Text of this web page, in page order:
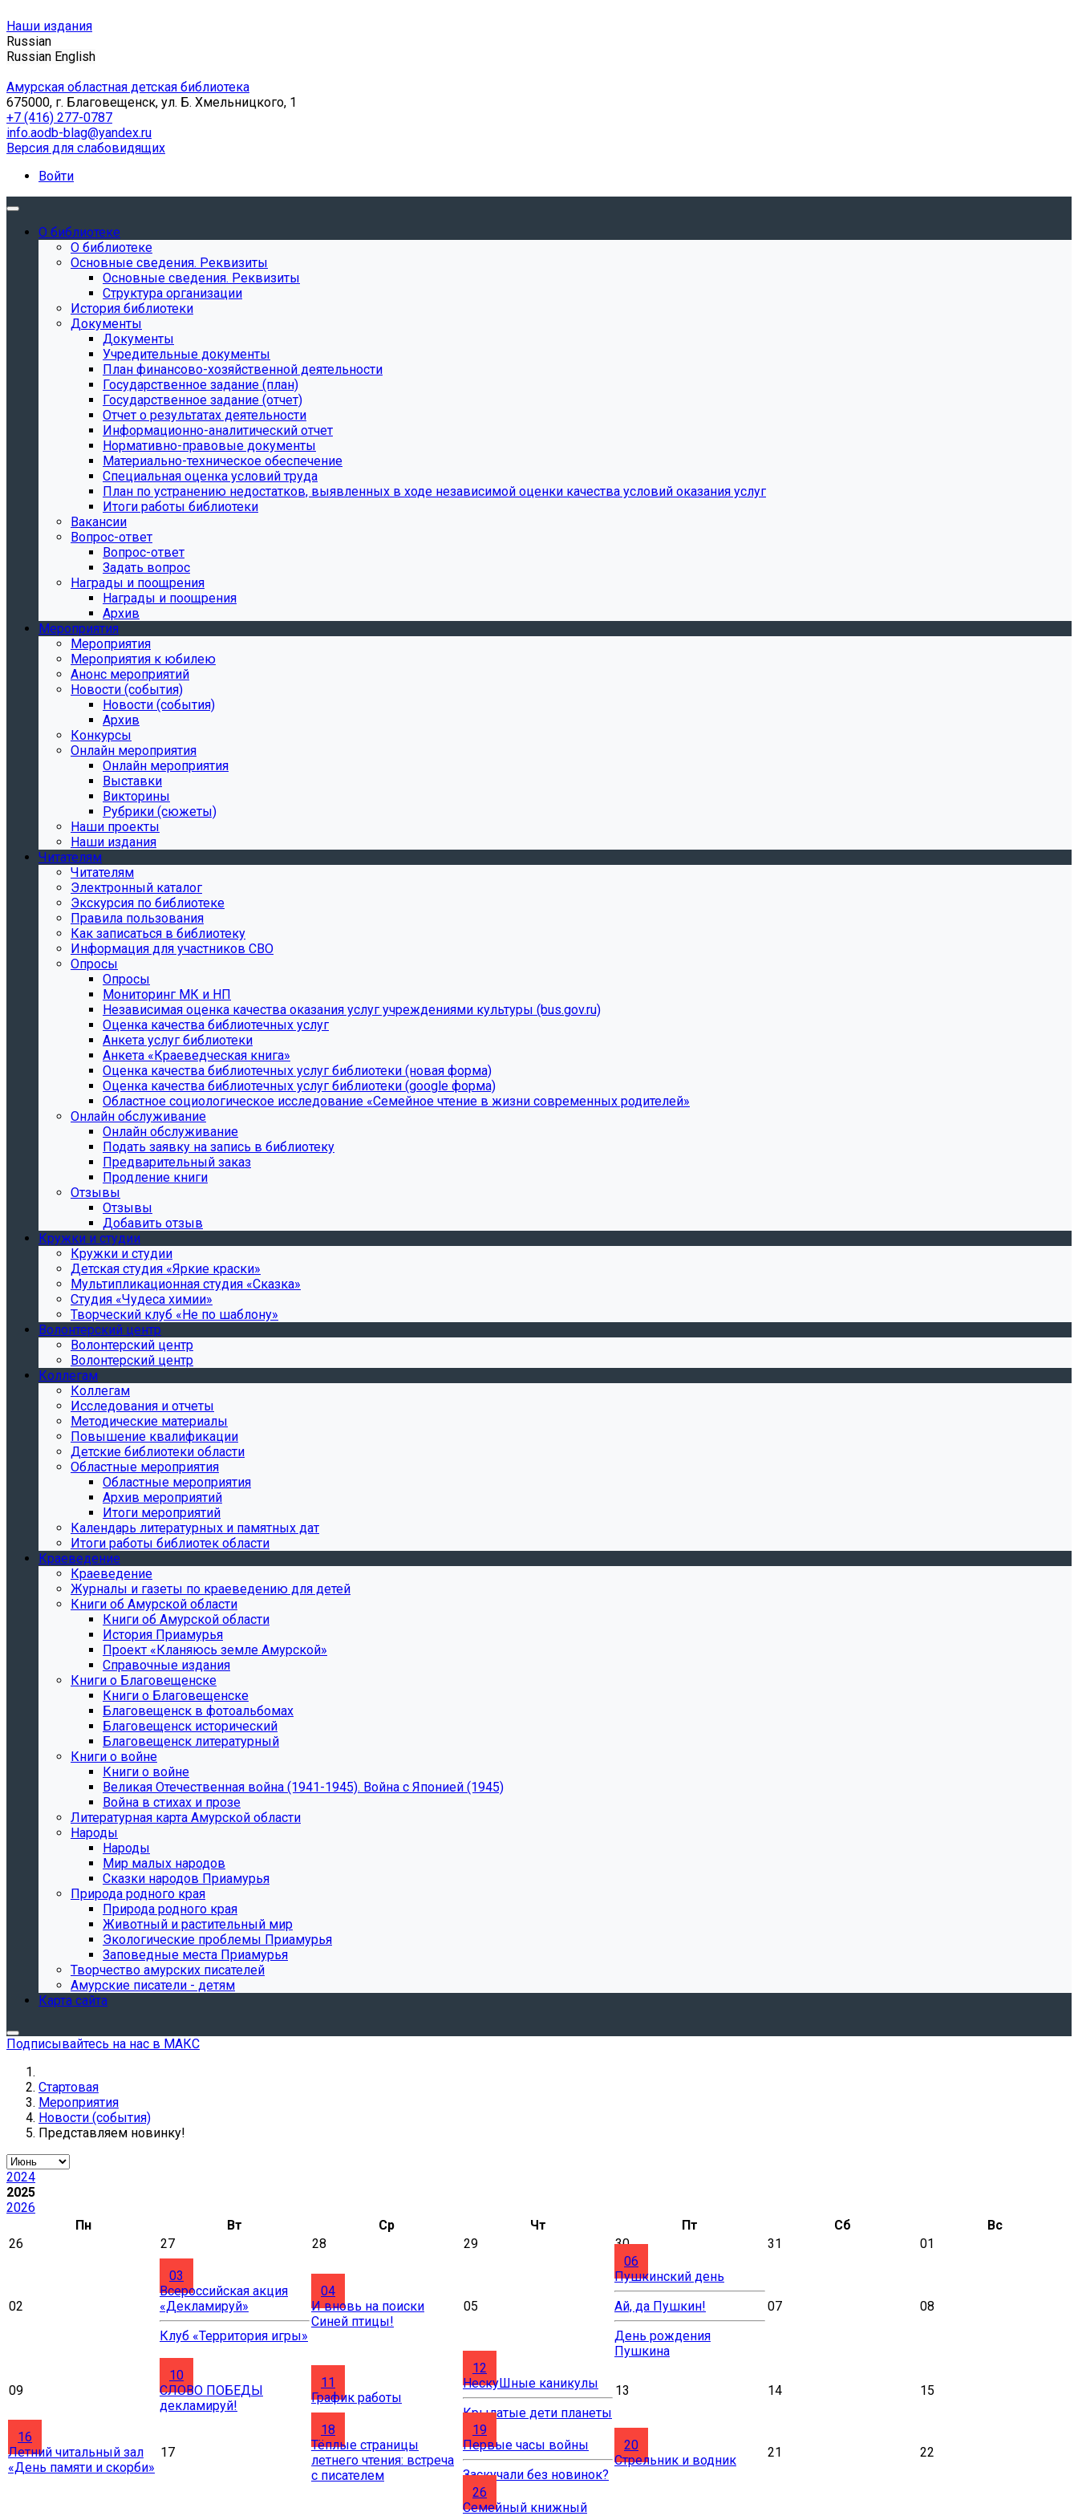
Наши издания
Russian
Russian English
Амурская областная детская библиотека
675000, г. Благовещенск, ул. Б. Хмельницкого, 1
+7 (416) 277-0787
info.aodb-blag@yandex.ru
Версия для слабовидящих
Войти
О библиотеке
О библиотеке
Основные сведения. Реквизиты
Основные сведения. Реквизиты
Структура организации
История библиотеки
Документы
Документы
Учредительные документы
План финансово-хозяйственной деятельности
Государственное задание (план)
Государственное задание (отчет)
Отчет о результатах деятельности
Информационно-аналитический отчет
Нормативно-правовые документы
Материально-техническое обеспечение
Специальная оценка условий труда
План по устранению недостатков, выявленных в ходе независимой оценки качества условий оказания услуг
Итоги работы библиотеки
Вакансии
Вопрос-ответ
Вопрос-ответ
Задать вопрос
Награды и поощрения
Награды и поощрения
Архив
Мероприятия
Мероприятия
Мероприятия к юбилею
Анонс мероприятий
Новости (события)
Новости (события)
Архив
Конкурсы
Онлайн мероприятия
Онлайн мероприятия
Выставки
Викторины
Рубрики (сюжеты)
Наши проекты
Наши издания
Читателям
Читателям
Электронный каталог
Экскурсия по библиотеке
Правила пользования
Как записаться в библиотеку
Информация для участников СВО
Опросы
Опросы
Мониторинг МК и НП
Независимая оценка качества оказания услуг учреждениями культуры (bus.gov.ru)
Оценка качества библиотечных услуг
Анкета услуг библиотеки
Анкета «Краеведческая книга»
Oценка качества библиотечных услуг библиотеки (новая форма)
Oценка качества библиотечных услуг библиотеки (google форма)
Областное социологическое исследование «Семейное чтение в жизни современных родителей»
Онлайн обслуживание
Онлайн обслуживание
Подать заявку на запись в библиотеку
Предварительный заказ
Продление книги
Отзывы
Отзывы
Добавить отзыв
Кружки и студии
Кружки и студии
Детская студия «Яркие краски»
Мультипликационная студия «Сказка»
Студия «Чудеса химии»
Творческий клуб «Не по шаблону»
Волонтерский центр
Волонтерский центр
Волонтерский центр
Коллегам
Коллегам
Исследования и отчеты
Методические материалы
Повышение квалификации
Детские библиотеки области
Областные мероприятия
Областные мероприятия
Архив мероприятий
Итоги мероприятий
Календарь литературных и памятных дат
Итоги работы библиотек области
Краеведение
Краеведение
Журналы и газеты по краеведению для детей
Книги об Амурской области
Книги об Амурской области
История Приамурья
Проект «Кланяюсь земле Амурской»
Справочные издания
Книги о Благовещенске
Книги о Благовещенске
Благовещенск в фотоальбомах
Благовещенск исторический
Благовещенск литературный
Книги о войне
Книги о войне
Великая Отечественная война (1941-1945). Война с Японией (1945)
Война в стихах и прозе
Литературная карта Амурской области
Народы
Народы
Мир малых народов
Сказки народов Приамурья
Природа родного края
Природа родного края
Животный и растительный мир
Экологические проблемы Приамурья
Заповедные места Приамурья
Творчество амурских писателей
Амурские писатели - детям
Карта сайта
Подписывайтесь на нас в МАКС
Стартовая
Мероприятия
Новости (события)
Представляем новинку!
2024
2025
2026
Пн
Вт Ср Чт Пт Сб
Вс
26
27 28 29 30 31 01
02
03
Всероссийская акция
«Декламируй»
Клуб «Территория игры»
04
И вновь на поиски
Синей птицы!
05
06
Пушкинский день
Ай, да Пушкин!
День рождения
Пушкина
07 08
09
10
СЛОВО ПОБЕДЫ
декламируй!
11
График работы
12
НескуШные каникулы
Крылатые дети планеты
13 14 15
16
Летний читальный зал
«День памяти и скорби»
17
18
Тёплые страницы
летнего чтения: встреча
с писателем
19
Первые часы войны
Заскучали без новинок?
20
Стрельник и водник
21 22
26
Cемейный книжный